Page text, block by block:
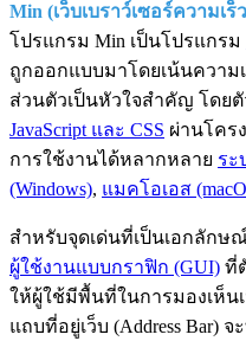
Min (เว็บเบราว์เซอร์ความเ
โปรแกรม Min เป็นโปรแกรม
ถูกออกแบบมาโดยเน้นความ
ส่วนตัวเป็นหัวใจสำคัญ โดย
JavaScript และ CSS ผ่านโคร
การใช้งานได้หลากหลาย ระ
(Windows), แมคโอเอส
สำหรับจุดเด่นที่เป็นเอกลักษ
ผู้ใช้งานแบบกราฟิก (GUI) ที่
ให้ผู้ใช้มีพื้นที่ในการมองเห็น
แถบที่อยู่เว็บ (Address Bar)